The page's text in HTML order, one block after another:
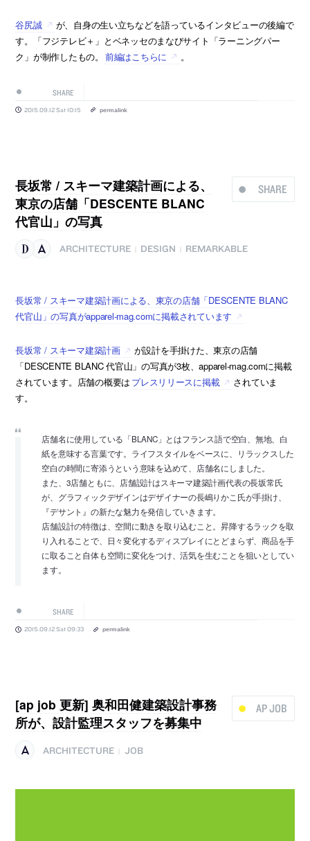
谷尻誠
が、自身の生い立ちなどを語っているインタビューの後編で
す。「フジテレビ＋」とベネッセのまなびサイト「ラーニングパー
ク」が制作したもの。 前編はこちらに 。
SHARE
2015.09.12 Sat 10:15 permalink
SHARE
長坂常 / スキーマ建築計画による、
東京の店舗「DESCENTE BLANC
代官山」の写真
ARCHITECTURE DESIGN REMARKABLE
長坂常 / スキーマ建築計画による、東京の店舗「DESCENTE BLANC
代官山」の写真がapparel-mag.comに掲載されています
長坂常 / スキーマ建築計画
が設計を手掛けた、東京の店舗
「DESCENTE BLANC 代官山」の写真が3枚、apparel-mag.comに掲載
されています。店舗の概要は プレスリリースに掲載
されていま
す。
店舗名に使用している「BLANC」とはフランス語で空白、無地、白
紙を意味する言葉です。ライフスタイルをベースに、リラックスした
空白の時間に寄添うという意味を込めて、店舗名にしました。
また、3店舗ともに、店舗設計はスキーマ建築計画代表の長坂常氏
が、グラフィックデザインはデザイナーの長嶋りかこ氏が手掛け、
『デサント』の新たな魅力を発信していきます。
店舗設計の特徴は、空間に動きを取り込むこと。昇降するラックを取
り入れることで、日々変化するディスプレイにとどまらず、商品を手
に取ること自体も空間に変化をつけ、活気を生むことを狙いとしてい
ます。
SHARE
2015.09.12 Sat 09:33 permalink
AP JOB
[ap job 更新] 奥和田健建築設計事務
所が、設計監理スタッフを募集中
ARCHITECTURE JOB